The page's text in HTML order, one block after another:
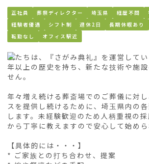
正社員 葬祭ディレクター 埼玉県 経歴不問
経験者優遇
シフト制 週休2日 長期休暇あり
転勤なし
オフィス駅近
私たちは、『さがみ典礼』を運営して
年以上の歴史を持ち、新たな技術や施
せん。
年々増え続ける葬斎場でのご葬儀に対
スを提供し続けるために、埼玉県内の
します。未経験歓迎のため人柄重視の
から丁寧に教えますので安心して始めら
【具体的には・・・】
* ご家族との打ち合わせ、提案